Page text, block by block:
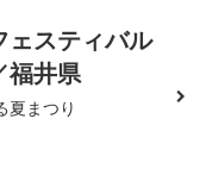
ェスティバル
福井県
夏まつり